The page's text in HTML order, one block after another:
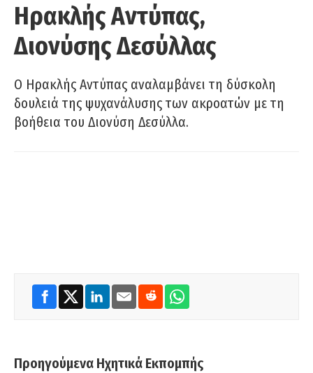
Ηρακλής Αντύπας,
Διονύσης Δεσύλλας
Ο Ηρακλής Αντύπας αναλαμβάνει τη δύσκολη
δουλειά της ψυχανάλυσης των ακροατών με τη
βοήθεια του Διονύση Δεσύλλα.
Προηγούμενα Ηχητικά Εκπομπής